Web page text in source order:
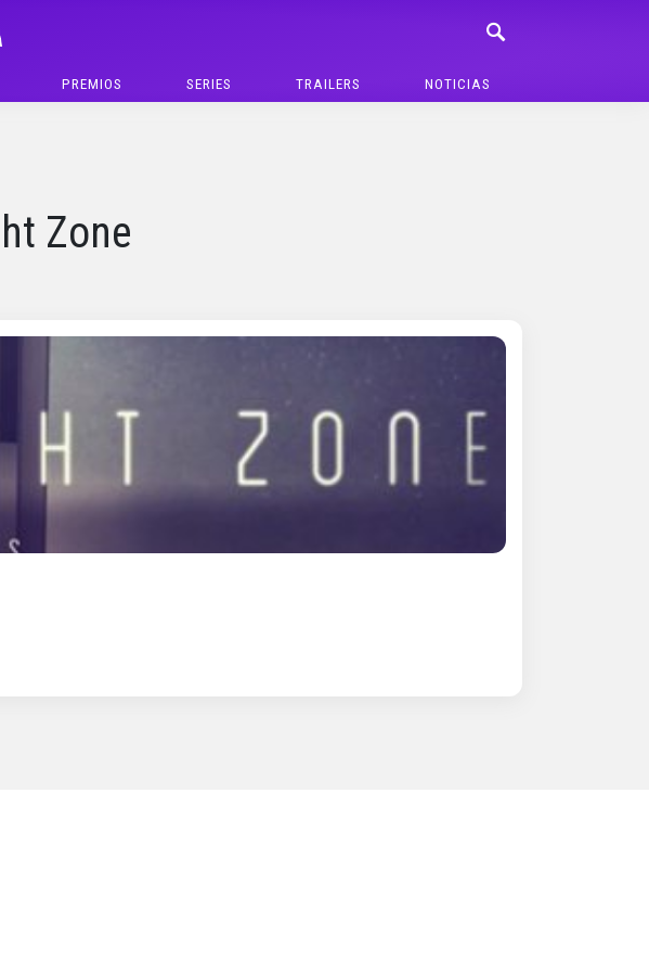
PREMIOS SERIES TRAILERS NOTICIAS
Zone